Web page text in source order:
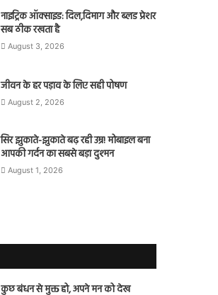
नाइट्रिक ऑक्साइड: दिल,दिमाग और ब्लड प्रेशर
सब ठीक रखता है
August 3, 2026
जीवन के हर पड़ाव के लिए सही पोषण
August 2, 2026
सिर झुकाते-झुकाते बढ़ रही उम्र! मोबाइल बना
आपकी गर्दन का सबसे बड़ा दुश्मन
August 1, 2026
कुछ बंधन से मुक्त हो, अपने मन को देख